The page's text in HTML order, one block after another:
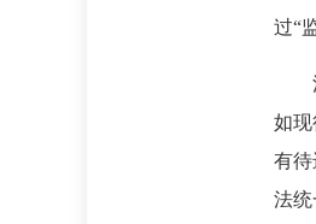
过“
如现
有
法